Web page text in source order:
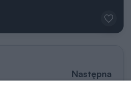
Następna
strona